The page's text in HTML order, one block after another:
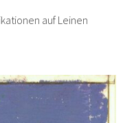
auf Leinen